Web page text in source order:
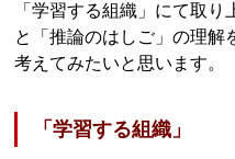
「学習する組織」にて取り
と「推論のはしご」の理解
考えてみたいと思います。
「学習する組織」